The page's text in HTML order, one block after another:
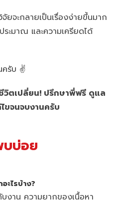
จะกลายเป็นเรื่องง่ายขึ้นมาก
ระมาณ และความเครียดได้
ครับ ✌️
วิตเปลี่ยน! ปรึกษาพี่ฟรี ดูแล
ขจนจบงานครับ
บบ่อย
ะไรบ้าง?
งาน ความยากของเนื้อหา